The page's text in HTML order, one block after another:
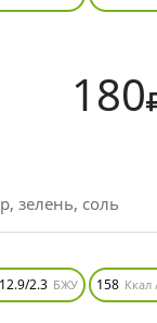
180
зелень, соль
2.3 БЖУ 158 Ккал